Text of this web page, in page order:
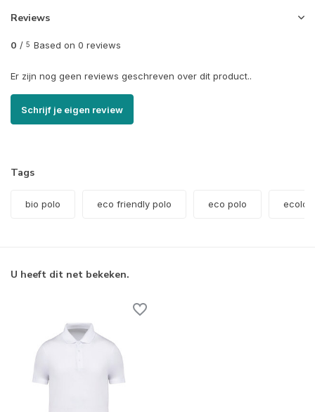
Reviews
0 / 5 Based on 0 reviews
Er zijn nog geen reviews geschreven over dit product..
Schrijf je eigen review
Tags
bio polo eco friendly polo eco polo
U heeft dit net bekeken.